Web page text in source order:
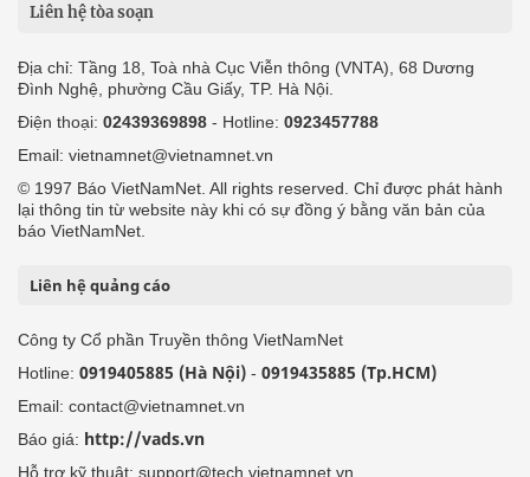
Liên hệ tòa soạn
Địa chỉ: Tầng 18, Toà nhà Cục Viễn thông (VNTA), 68 Dương
Đình Nghệ, phường Cầu Giấy, TP. Hà Nội.
Điện thoại: 02439369898 - Hotline: 0923457788
Email: vietnamnet@vietnamnet.vn
© 1997 Báo VietNamNet. All rights reserved. Chỉ được phát hành
lại thông tin từ website này khi có sự đồng ý bằng văn bản của
báo VietNamNet.
Liên hệ quảng cáo
Công ty Cổ phần Truyền thông VietNamNet
Hotline: 0919405885 (Hà Nội) - 0919435885 (Tp.HCM)
Email: contact@vietnamnet.vn
Báo giá: http://vads.vn
Hỗ trợ kỹ thuật: support@tech.vietnamnet.vn